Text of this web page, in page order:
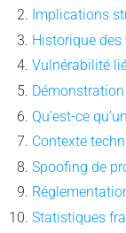
Implications
Historique
Vulnérabilité
Démonstration
Qu’est-ce
Contexte
Spoofing de
Statistiques